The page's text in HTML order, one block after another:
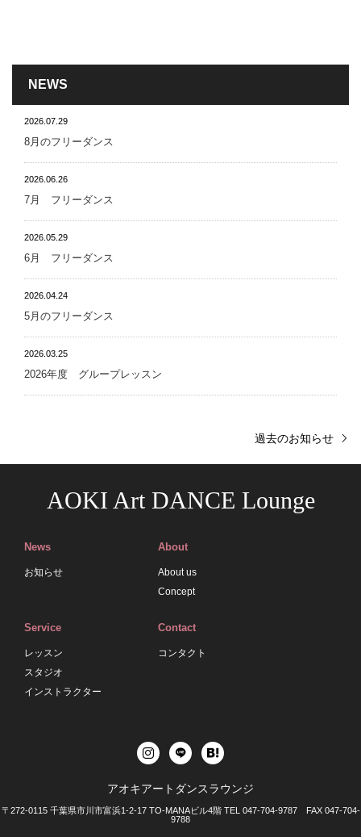
NEWS
2026.07.29
8月のフリーダンス
2026.06.26
7月 フリーダンス
2026.05.29
6月 フリーダンス
2026.04.24
5月のフリーダンス
2026.03.25
2026年度 グループレッスン
過去のお知らせ
AOKI Art DANCE Lounge
News
お知らせ
About
About us
Concept
Service
レッスン
スタジオ
インストラクター
Contact
コンタクト
アオキアートダンスラウンジ
〒272-0115 千葉県市川市富浜1-2-17 TO-MANAビル4階 TEL 047-704-9787 FAX 047-704-
9788